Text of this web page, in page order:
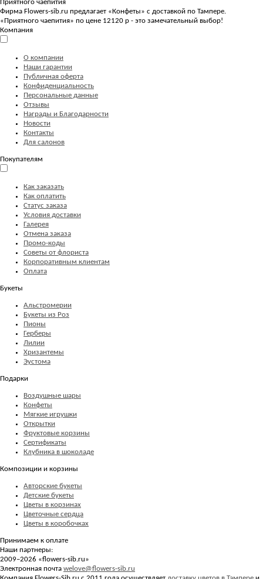
Приятного чаепития
Фирма Flowers-sib.ru предлагает «Конфеты» с доставкой по Тампере.
«Приятного чаепития» по цене 12120 р - это замечательный выбор!
Компания
О компании
Наши гарантии
Публичная оферта
Конфиденциальность
Персональные данные
Отзывы
Награды и Благодарности
Новости
Контакты
Для салонов
Покупателям
Как заказать
Как оплатить
Статус заказа
Условия доставки
Галерея
Отмена заказа
Промо-коды
Советы от флориста
Корпоративным клиентам
Оплата
Букеты
Альстромерии
Букеты из Роз
Пионы
Герберы
Лилии
Хризантемы
Эустома
Подарки
Воздушные шары
Конфеты
Мягкие игрушки
Открытки
Фруктовые корзины
Сертификаты
Клубника в шоколаде
Композиции и корзины
Авторские букеты
Детские букеты
Цветы в корзинах
Цветочные сердца
Цветы в коробочках
Принимаем к оплате
Наши партнеры:
2009–2026 «flowers-sib.ru»
Электронная почта welove@flowers-sib.ru